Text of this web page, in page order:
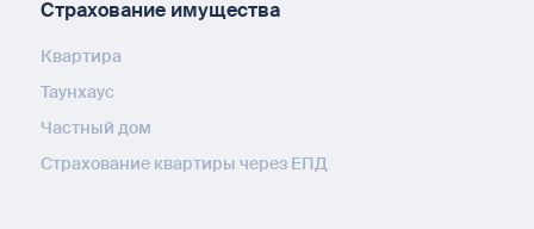
Страхование имущества
Квартира
Таунхаус
Частный дом
Страхование квартиры через ЕПД